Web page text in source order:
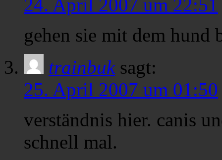
24. April 2007 um 22:51
gehen sie mit dem hund
trainbuk sagt:
25. April 2007 um 01:50
verständnis hier. canis
schnell mal.